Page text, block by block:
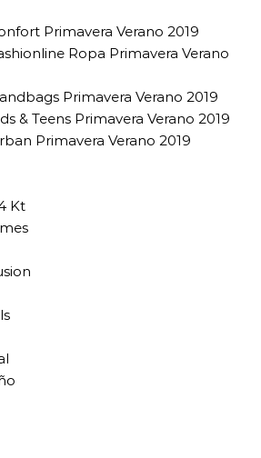
Primavera Verano 2019
Ropa Primavera Verano
Primavera Verano 2019
& Teens Primavera Verano 2019
Primavera Verano 2019
Kt